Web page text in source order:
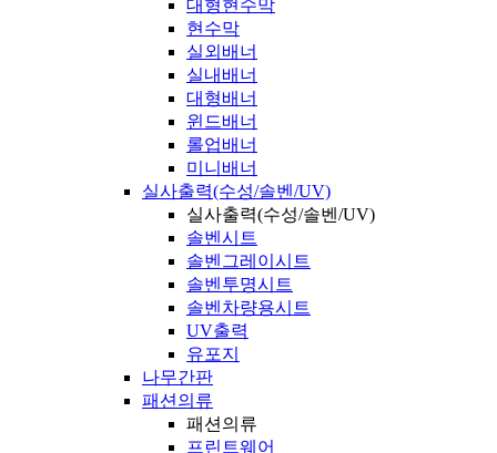
대형현수막
현수막
실외배너
실내배너
대형배너
윈드배너
롤업배너
미니배너
실사출력(수성/솔벤/UV)
실사출력(수성/솔벤/UV)
솔벤시트
솔벤그레이시트
솔벤투명시트
솔벤차량용시트
UV출력
유포지
나무간판
패션의류
패션의류
프린트웨어